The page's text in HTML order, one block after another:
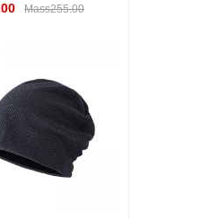
Mass255.00